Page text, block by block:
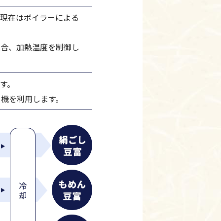
在はボイラーによる
、加熱温度を制御し
。
を利用します。